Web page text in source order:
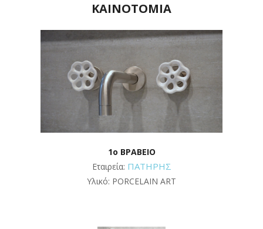
ΚΑΙΝΟΤΟΜΙΑ
1ο ΒΡΑΒΕΙΟ
Εταιρεία: ΠΑΤΗΡΗΣ
Υλικό: PORCELAIN ART